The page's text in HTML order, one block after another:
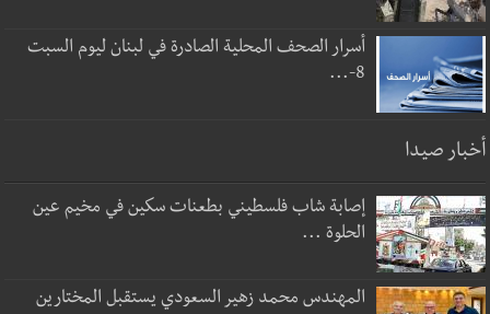
أسرار الصحف المحلية الصادرة في لبنان ليوم السبت
8-...
أخبار صيدا
إصابة شاب فلسطيني بطعنات سكين في مخيم عين
الحلوة ...
المهندس محمد زهير السعودي يستقبل المختارين